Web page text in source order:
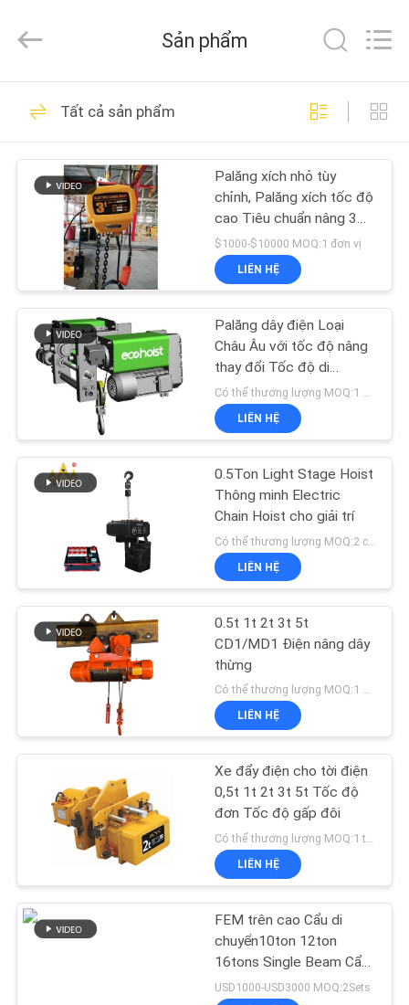
TRANG
CHỦ
CÁC
PHẨM
VỀ
CHÚNG
TÔI
QUAN
NHÀ
SOÁT
CHẤT
LƯỢNG
LIÊN
HỆ
CHÚNG
YÊU
CẦU
BÁO
Crane
Machinery
All
Reserved.
Palăng dây điện
219
Palăng xích điện
98
Palăng đôi
Palăng gắn chân
11
Palăng chống cháy
17
Sản phẩm
Tất cả sản phẩm
Palăng xích nhỏ tùy
chỉnh, Palăng xích tốc độ
cao Tiêu chuẩn nâng 3
mét
$1000-$10000 MOQ:1 đơn vị
LIÊN HỆ
Palăng dây điện Loại
Châu Âu với tốc độ nâng
thay đổi Tốc độ di
chuyển 3,2T 5T 10T 16T
20T
LIÊN HỆ
0.5Ton Light Stage Hoist
Thông minh Electric
Chain Hoist cho giải trí
LIÊN HỆ
0.5t 1t 2t 3t 5t
CD1/MD1 Điện nâng dây
thừng
Có thể thương lượng MOQ:1 mảnh
LIÊN HỆ
Xe đẩy điện cho tời điện
0,5t 1t 2t 3t 5t Tốc độ
đơn Tốc độ gấp đôi
Có thể thương lượng MOQ:1 tập
LIÊN HỆ
FEM trên cao Cẩu di
chuyển10ton 12ton
16tons Single Beam Cẩu
cầu với máy nâng điện
USD1000-USD3000 MOQ:2Sets